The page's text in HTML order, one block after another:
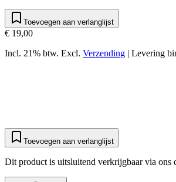
Toevoegen aan verlanglijst
€ 19,00
Incl. 21% btw. Excl. Verzending | Levering
Toevoegen aan verlanglijst
Dit product is uitsluitend verkrijgbaar via ons